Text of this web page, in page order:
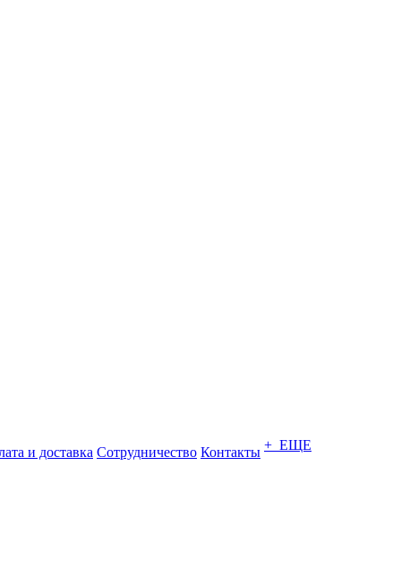
и доставка Сотрудничество Контакты + ЕЩЕ